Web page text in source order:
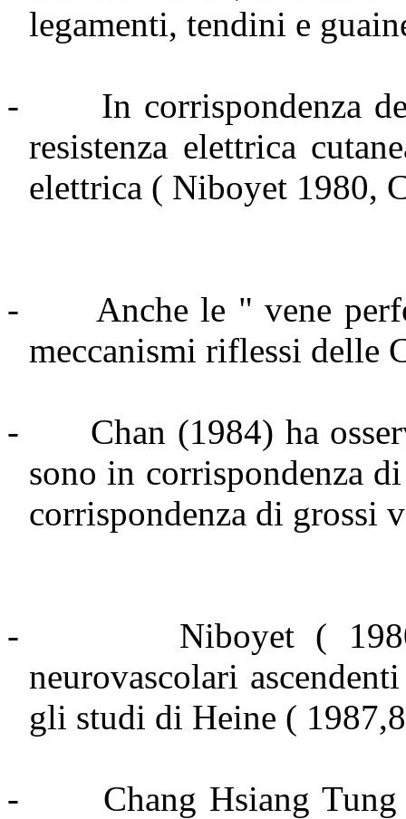
legamenti, tendini e
-
In corrispondenza
resistenza elettrica
elettrica ( Niboyet 1980,
-
Anche le " vene
meccanismi riflessi delle
-
Chan (1984) ha
sono in corrispondenza
corrispondenza di grossi
-
Niboyet (
neurovascolari
gli studi di Heine (
-
Chang Hsiang